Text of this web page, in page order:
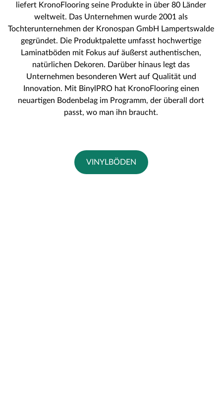
liefert KronoFlooring seine Produkte in über 80 Länder
weltweit. Das Unternehmen wurde 2001 als
Tochterunternehmen der Kronospan GmbH Lampertswalde
gegründet. Die Produktpalette umfasst hochwertige
Laminatböden mit Fokus auf äußerst authentischen,
natürlichen Dekoren. Darüber hinaus legt das
Unternehmen besonderen Wert auf Qualität und
Innovation. Mit BinylPRO hat KronoFlooring einen
neuartigen Bodenbelag im Programm, der überall dort
passt, wo man ihn braucht.
VINYLBÖDEN